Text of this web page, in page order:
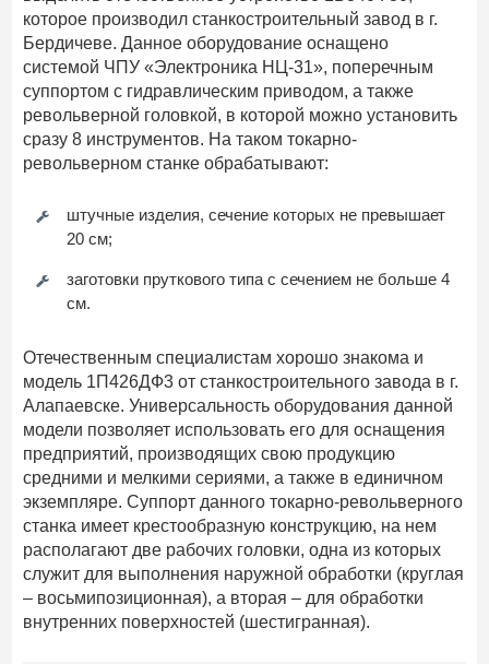
которое производил станкостроительный завод в г.
Бердичеве. Данное оборудование оснащено
системой ЧПУ «Электроника НЦ-31», поперечным
суппортом с гидравлическим приводом, а также
револьверной головкой, в которой можно установить
сразу 8 инструментов. На таком токарно-
револьверном станке обрабатывают:
штучные изделия, сечение которых не превышает
20 см;
заготовки пруткового типа с сечением не больше 4
см.
Отечественным специалистам хорошо знакома и
модель 1П426ДФ3 от станкостроительного завода в г.
Алапаевске. Универсальность оборудования данной
модели позволяет использовать его для оснащения
предприятий, производящих свою продукцию
средними и мелкими сериями, а также в единичном
экземпляре. Суппорт данного токарно-револьверного
станка имеет крестообразную конструкцию, на нем
располагают две рабочих головки, одна из которых
служит для выполнения наружной обработки (круглая
– восьмипозиционная), а вторая – для обработки
внутренних поверхностей (шестигранная).